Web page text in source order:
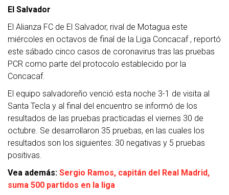
El Salvador
El Alianza FC de El Salvador, rival de Motagua este
miércoles en octavos de final de la Liga Concacaf , reportó
este sábado cinco casos de coronavirus tras las pruebas
PCR como parte del protocolo establecido por la
Concacaf.
El equipo salvadoreño venció esta noche 3-1 de visita al
Santa Tecla y al final del encuentro se informó de los
resultados de las pruebas practicadas el viernes 30 de
octubre. Se desarrollaron 35 pruebas, en las cuales los
resultados son los siguientes: 30 negativas y 5 pruebas
positivas.
Vea además: Sergio Ramos, capitán del Real Madrid,
suma 500 partidos en la liga